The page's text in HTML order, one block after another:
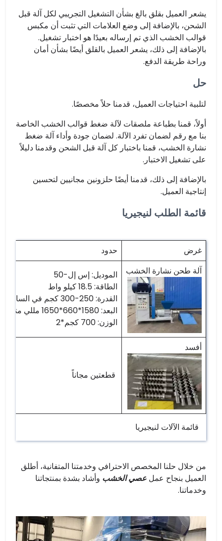
يشعر العميل بقلق بالغ بشأن التشغيل التجريبي لكل آلة قبل
الشحن، بالإضافة إلى وضع العلامات التي تثبت أن مكبس
قوالب الخشب الذي تم إرساله بعيدًا هو اختبار تشغيل.
بالإضافة إلى ذلك، يشعر العميل بالقلق أيضًا بشأن أمان
وراحة طريقة الدفع.
حل
لتلبية احتياجات العميل، قدمنا ​​حلاً مخصصًا.
أولاً، قمنا بطباعة ملصقات لآلة ضغط قوالب الخشب الخاصة
بنا مع رقم لضمان تفرد الآلة. لضمان جودة وأداء آلة ضغط
نشارة الخشب، قمنا باختبار كل آلة قبل الشحن وقدمنا ​​دليلاً
على تشغيل الاختبار.
بالإضافة إلى ذلك، قدمنا ​​أيضًا حلزونين مجانيين لتحسين
إنتاجية العميل.
قائمة الطلب لنيجيريا
غرض
حدود
آلة طحن نشارة الخشب
الموديل: إس إل-50
الطاقة: 18.5 كيلو واط
القدرة: 250-300 كجم في الساعة
البعد: 1580*660*1650 مللي متر *2
الوزن: 700 كجم*2
أفسد
قطعتين مجاناً
قائمة الآلات لنيجيريا
من خلال حلنا المخصص الاحترافي وخدمتنا المتفانية، أطلق
العميل بنجاح عمل عصي الخشب وأشاد بشدة بمنتجاتنا
وخدماتنا.